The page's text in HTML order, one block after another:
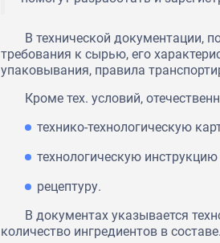
В технической документации,
требования к сырью, его
упаковывания, правила
Кроме тех. условий,
технико-технологическую
технологическую
рецептуру.
В документах указывается
количество ингредиентов в составе.